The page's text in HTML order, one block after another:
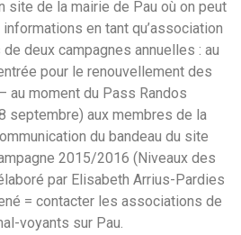
site de la mairie de Pau où on peut
en tant qu’association
deux campagnes annuelles : au
pour le renouvellement des
au moment du Pass Randos
septembre) aux membres de la
du bandeau du site
2015/2016 (Niveaux des
par Elisabeth Arrius-Pardies
= contacter les associations de
voyants sur Pau.